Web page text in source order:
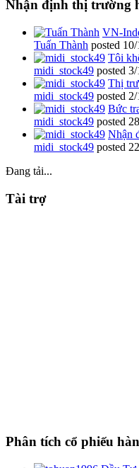
Nhận định thị trường
VN-
Tuấn Thành posted
Tôi
midi_stock49 posted 3/
Thị
midi_stock49 posted
Bức
midi_stock49 posted
Nhận
midi_stock49 posted
Đang tải...
Tài trợ
Phân tích cổ phiếu